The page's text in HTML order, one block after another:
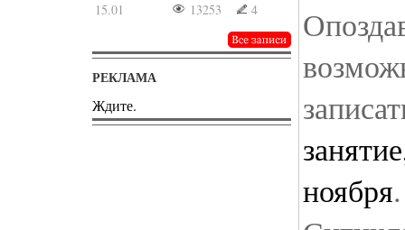
15.01
13253 4
РЕКЛАМА
Ждите.
ноября